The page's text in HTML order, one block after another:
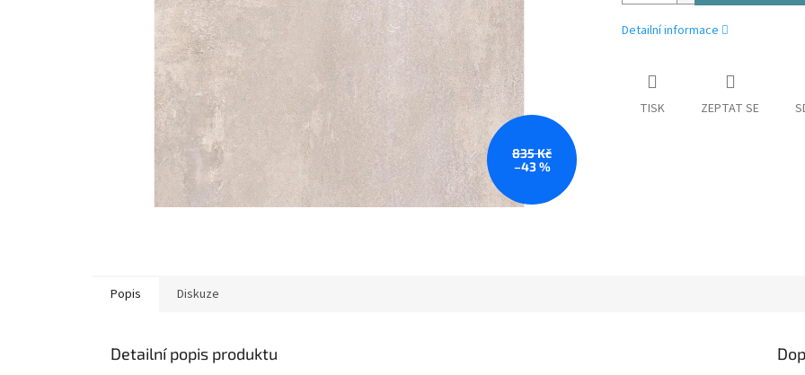
835 Kč
–43 %
Detailní informace
TISK ZEPTAT SE
Popis Diskuze
Detailní popis produktu